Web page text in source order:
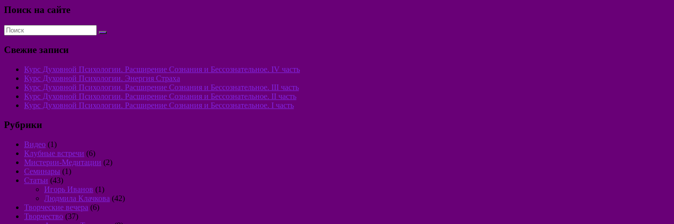
Поиск на сайте
Свежие записи
Курс Духовной Психологии. Расширение Сознания и Бессознательное. IV часть
Курс Духовной Психологии. Энергия Страха
Курс Духовной Психологии. Расширение Сознания и Бессознательное. III часть
Курс Духовной Психологии. Расширение Сознания и Бессознательное. II часть
Курс Духовной Психологии. Расширение Сознания и Бессознательное. I часть
Рубрики
Видео (1)
Клубные встречи (6)
Мистерии-Медитации (2)
Семинары (1)
Статьи (43)
Игорь Иванов (1)
Людмила Клачкова (42)
Творческие вечера (6)
Творчество (37)